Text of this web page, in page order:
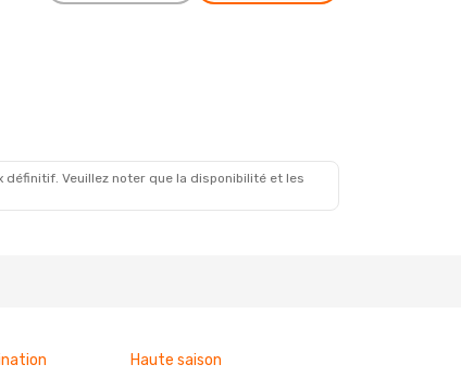
Veuillez noter que la disponibilité et les
Haute saison